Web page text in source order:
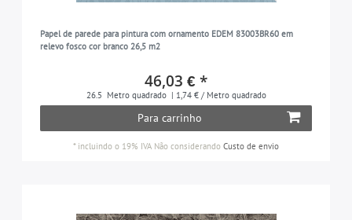
Papel de parede para pintura com ornamento EDEM 83003BR60 em
relevo fosco cor branco 26,5 m2
46,03 € *
26.5 Metro quadrado | 1,74 € / Metro quadrado
Para carrinho
* incluindo o 19% IVA Não considerando Custo de envio